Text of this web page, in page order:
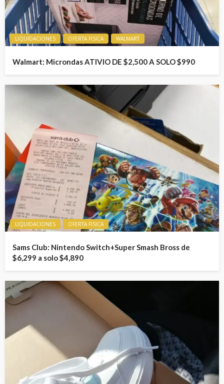
LIQUIDACIONES OFERTA FISICA WALMART
Walmart: Microndas ATIVIO DE $2,500 A SOLO $990
LIQUIDACIONES OFERTA FISICA
Sams Club: Nintendo Switch+Super Smash Bross de
$6,299 a solo $4,890